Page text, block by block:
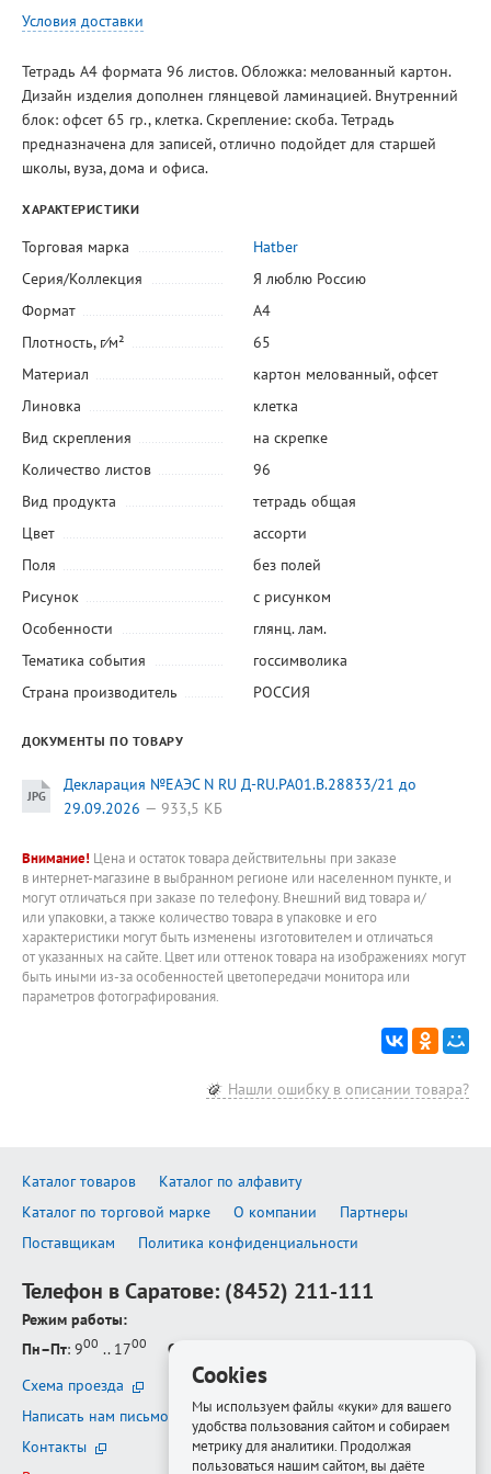
Условия доставки
Тетрадь А4 формата 96 листов. Обложка: мелованный картон.
Дизайн изделия дополнен глянцевой ламинацией. Внутренний
блок: офсет 65 гр., клетка. Скрепление: скоба. Тетрадь
предназначена для записей, отлично подойдет для старшей
школы, вуза, дома и офиса.
ХАРАКТЕРИСТИКИ
Торговая марка
Hatber
Серия/Коллекция
Я люблю Россию
Формат
А4
Плотность, г⁄м²
65
Материал
картон мелованный,офсет
Линовка
клетка
Вид скрепления
на скрепке
Количество листов
96
Вид продукта
тетрадь общая
Цвет
ассорти
Поля
без полей
Рисунок
с рисунком
Особенности
глянц. лам.
Тематика события
госсимволика
Страна производитель
РОССИЯ
ДОКУМЕНТЫ ПО ТОВАРУ
Декларация №ЕАЭС N RU Д-RU.PA01.B.28833/21 до
29.09.2026
933,5 КБ
Внимание! Цена и остаток товара действительны при заказе
в интернет-магазине в выбранном регионе или населенном пункте, и
могут отличаться при заказе по телефону. Внешний вид товара и/
или упаковки, а также количество товара в упаковке и его
характеристики могут быть изменены изготовителем и отличаться
от указанных на сайте. Цвет или оттенок товара на изображениях могут
быть иными из-за особенностей цветопередачи монитора или
параметров фотографирования.
Нашли ошибку в описании товара?
Каталог товаров
Каталог по алфавиту
Каталог по торговой марке
О компании
Партнеры
Поставщикам
Политика конфиденциальности
Телефон в Саратове: (8452) 211-111
Режим работы:
Пн–Пт: 900 .. 1700 Сб–Вс
Схема проезда
Написать нам письмо
Контакты
Cookies
Мы используем файлы «куки» для вашего
удобства пользования сайтом и собираем
метрику для аналитики. Продолжая
пользоваться нашим сайтом, вы даёте